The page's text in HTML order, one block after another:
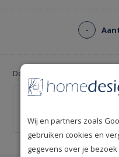
-
Deal: Voeg gratis lijm toe!
€ 20,00 €
Wij en partners zoals
gebruiken cookies en
gegevens over je